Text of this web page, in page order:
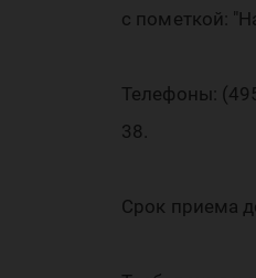
с пометкой:
Телефоны:
38.
Срок приема